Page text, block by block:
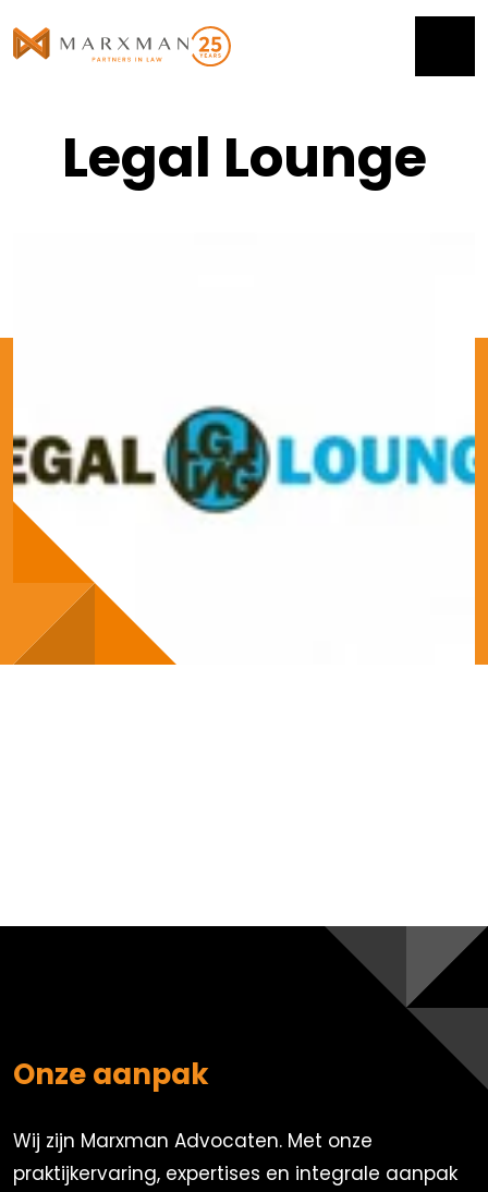
Legal Lounge
Onze aanpak
Wij zijn Marxman Advocaten. Met onze
praktijkervaring, expertises en integrale aanpak